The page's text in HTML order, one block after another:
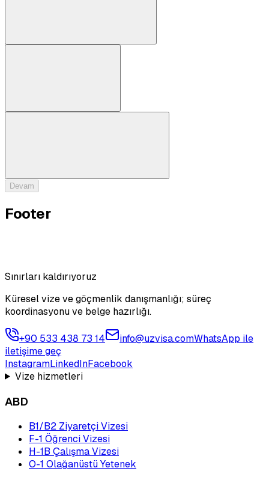
Devam
Footer
Sınırları kaldırıyoruz
Küresel vize ve göçmenlik danışmanlığı; süreç
koordinasyonu ve belge hazırlığı.
+90 533 438 73 14 info@uzvisa.comWhatsApp ile
iletişime geç
InstagramLinkedInFacebook
Vize hizmetleri
ABD
B1/B2 Ziyaretçi Vizesi
F-1 Öğrenci Vizesi
H-1B Çalışma Vizesi
O-1 Olağanüstü Yetenek